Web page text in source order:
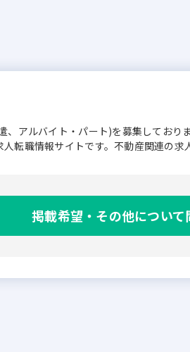
アルバイト・パート)を募集してお
転職情報サイトです。不動産関連の求
掲載希望・その他について